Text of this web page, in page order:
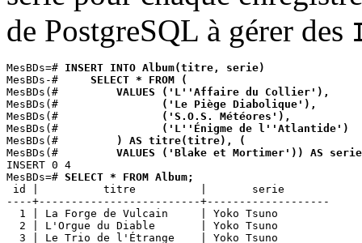
de PostgreSQL à gérer des
MesBDs=# INSERT INTO Album(titre, serie)
MesBDs-#
    SELECT * FROM (
MesBDs(#
        VALUES ('L''Affaire du Collier'),
MesBDs(#
               ('Le Piège Diabolique'),
MesBDs(#
               ('S.O.S. Météores'),
MesBDs(#
               ('L''Énigme de l''Atlantide')
MesBDs(#
        ) AS titre(titre), (
MesBDs(#
VALUES ('Blake et Mortimer')) AS
INSERT 0 4
MesBDs=# SELECT * FROM Album;
id |          titre          |       serie
----+-------------------------+-------------------
  1 | La Forge de Vulcain     | Yoko Tsuno
  2 | L'Orgue du Diable       | Yoko Tsuno
  3 | Le Trio de l'Étrange    | Yoko Tsuno